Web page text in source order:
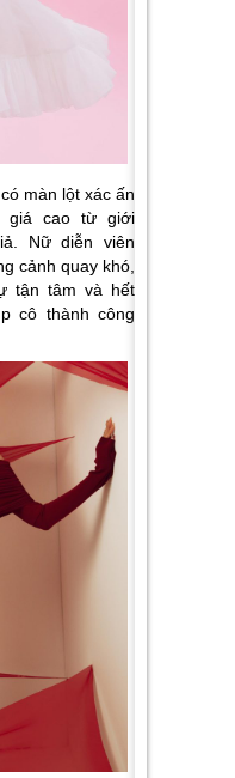
màn lột xác ấn
giá cao từ giới
Nữ diễn viên
cảnh quay khó,
tận tâm và hết
cô thành công